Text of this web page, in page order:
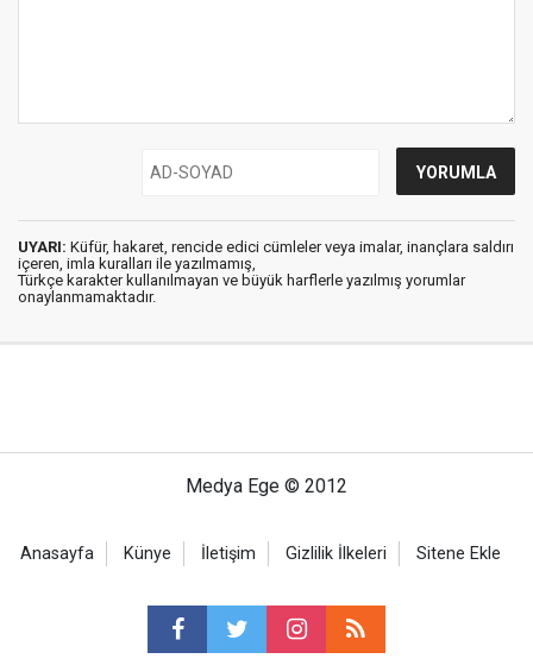
UYARI: Küfür, hakaret, rencide edici cümleler veya imalar, inançlara saldırı
içeren, imla kuralları ile yazılmamış,
Türkçe karakter kullanılmayan ve büyük harflerle yazılmış yorumlar
onaylanmamaktadır.
Medya Ege © 2012
Anasayfa Künye İletişim Gizlilik İlkeleri Sitene Ekle